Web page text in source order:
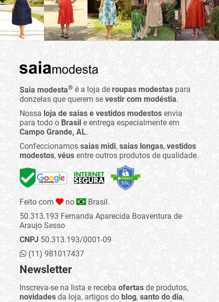
Saia modesta® é a loja de roupas modestas para
donzelas que querem se vestir com modéstia.
Nossa loja de saias e vestidos modestos envia
para todo o Brasil e entrega especialmente em
Campo Grande, AL.
Confeccionamos saias midi, saias longas, vestidos
modestos, véus entre outros produtos de qualidade.
Feito com no
Brasil.
50.313.193 Fernanda Aparecida Boaventura de
Araujo Sesso
CNPJ 50.313.193/0001-09
(11) 981017437
Newsletter
Inscreva-se na lista e receba ofertas de produtos,
novidades da loja, artigos do blog, santo do dia,